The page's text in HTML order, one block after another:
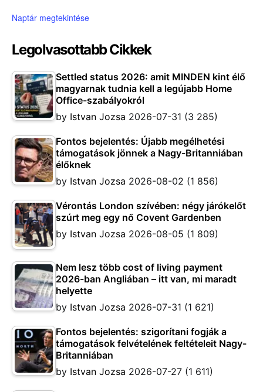
Naptár megtekintése
Legolvasottabb Cikkek
Settled status 2026: amit MINDEN kint élő
magyarnak tudnia kell a legújabb Home
Office-szabályokról
by Istvan Jozsa 2026-07-31 (3 285)
Fontos bejelentés: Újabb megélhetési
támogatások jönnek a Nagy-Britanniában
élőknek
by Istvan Jozsa 2026-08-02 (1 856)
Vérontás London szívében: négy járókelőt
szúrt meg egy nő Covent Gardenben
by Istvan Jozsa 2026-08-05 (1 809)
Nem lesz több cost of living payment
2026-ban Angliában – itt van, mi maradt
helyette
by Istvan Jozsa 2026-07-31 (1 621)
Fontos bejelentés: szigorítani fogják a
támogatások felvételének feltételeit Nagy-
Britanniában
by Istvan Jozsa 2026-07-27 (1 611)